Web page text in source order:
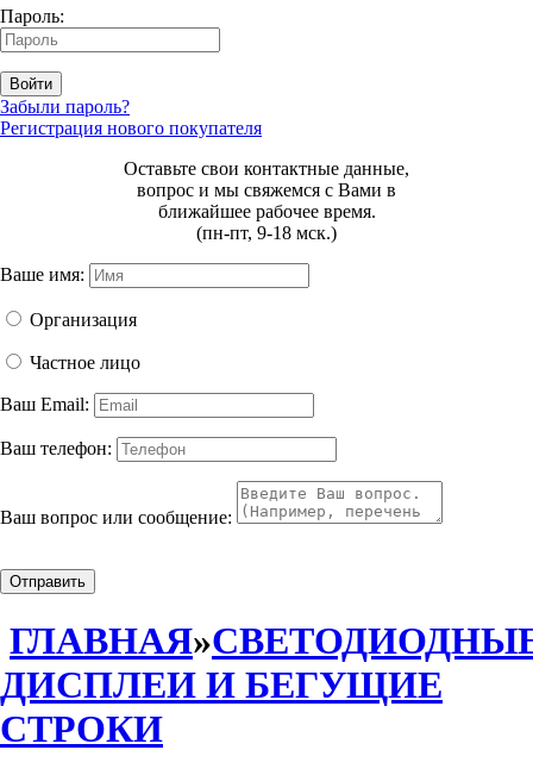
Пароль:
Войти
Забыли пароль?
Регистрация нового покупателя
Оставьте свои контактные данные,
вопрос и мы свяжемся с Вами в
ближайшее рабочее время.
(пн-пт, 9-18 мск.)
Ваше имя:
Организация
Частное лицо
Ваш Email:
Ваш телефон:
Ваш вопрос или сообщение:
Отправить
ГЛАВНАЯ»
ДИСПЛЕИ И БЕГУЩИЕ
СТРОКИ